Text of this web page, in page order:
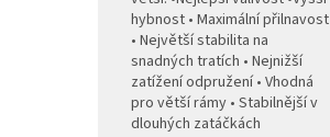
hybnost • Maximální přilnavost
• Největší stabilita na
snadných tratích • Nejnižší
zatížení odpružení • Vhodná
pro větší rámy • Stabilnější v
dlouhých zatáčkách